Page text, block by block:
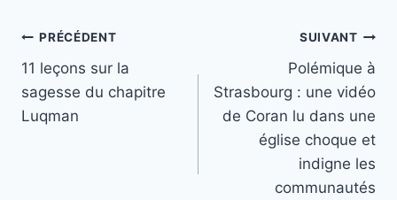
Navigation
de
l’article
PRÉCÉDENT
11 leçons sur la
sagesse du chapitre
Luqman
SUIVANT
Polémique à
Strasbourg : une vidéo
de Coran lu dans une
église choque et
indigne les
communautés